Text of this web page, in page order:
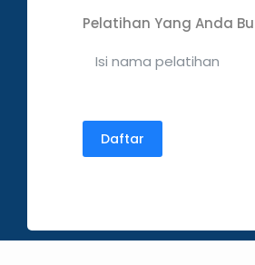
Pelatihan Yang Anda
Daftar